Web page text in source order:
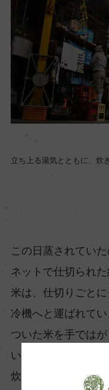
立ち上る湯気とともに、炊
この日蒸されてい
ネットで仕切られ
米は、仕切りごと
冷機へと運ばれて
ついた米を手では
いました。
炊きたてのご飯の